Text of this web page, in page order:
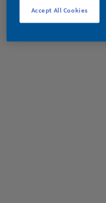
Accept All Cookies